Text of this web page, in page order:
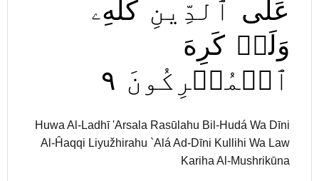
عَلَى ٱلدِّينِ كُلِّهِۦ
وَلَوۡ كَرِهَ
ٱلۡمُشۡرِكُونَ ٩
Huwa Al-Ladhī 'Arsala Rasūlahu Bil-Hudá Wa Dīni
Al-Ĥaqqi Liyužhirahu `Alá Ad-Dīni Kullihi Wa Law
Kariha Al-Mushrikūna